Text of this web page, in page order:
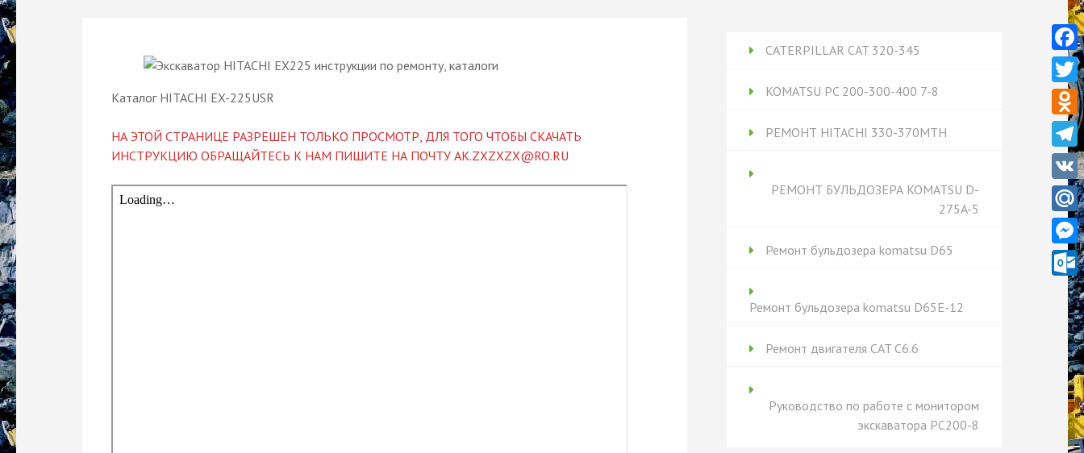
Каталог HITACHI EX-225USR
НА ЭТОЙ СТРАНИЦЕ РАЗРЕШЕН ТОЛЬКО ПРОСМОТР, ДЛЯ ТОГО ЧТОБЫ СКАЧАТЬ
ИНСТРУКЦИЮ ОБРАЩАЙТЕСЬ К НАМ ПИШИТЕ НА ПОЧТУ AK.ZXZXZX@RO.RU
CATERPILLAR CAT 320-345
KOMATSU PC 200-300-400 7-8
РЕМОНТ HITACHI 330-370MTH
РЕМОНТ БУЛЬДОЗЕРА KOMATSU D-
275A-5
Ремонт бульдозера komatsu D65
Ремонт бульдозера komatsu D65Е-12
Ремонт двигателя CAT C6.6
Руководство по работе с монитором
экскаватора PC200-8
VK